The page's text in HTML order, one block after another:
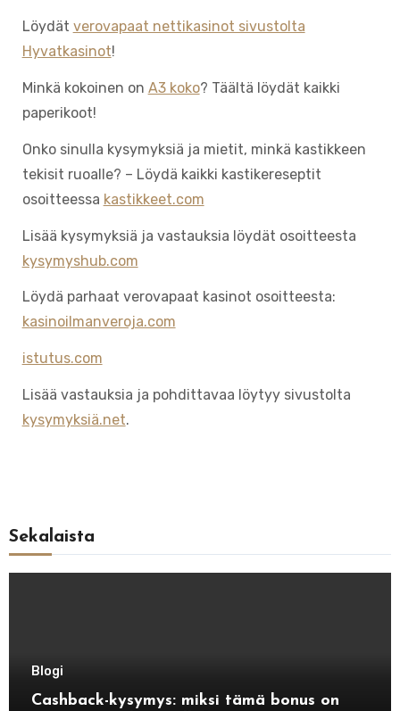
Löydät verovapaat nettikasinot sivustolta
Hyvatkasinot!
Minkä kokoinen on A3 koko? Täältä löydät kaikki
paperikoot!
Onko sinulla kysymyksiä ja mietit, minkä kastikkeen
tekisit ruoalle? – Löydä kaikki kastikereseptit
osoitteessa kastikkeet.com
Lisää kysymyksiä ja vastauksia löydät osoitteesta
kysymyshub.com
Löydä parhaat verovapaat kasinot osoitteesta:
kasinoilmanveroja.com
istutus.com
Lisää vastauksia ja pohdittavaa löytyy sivustolta
kysymyksiä.net.
Sekalaista
Blogi
Cashback-kysymys: miksi tämä bonus on